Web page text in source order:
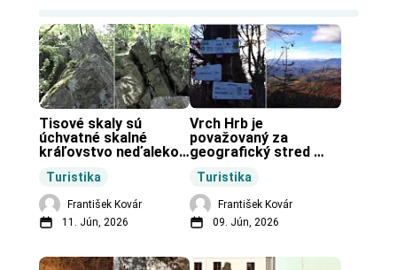
Turistika
Tisové skaly sú
úchvatné skalné
kráľovstvo neďaleko
František Kovár
11. Jún, 2026
Turistika
Vrch Hrb je
považovaný za
geografický stred
František Kovár
09. Jún, 2026